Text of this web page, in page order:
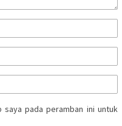
pada peramban ini untuk